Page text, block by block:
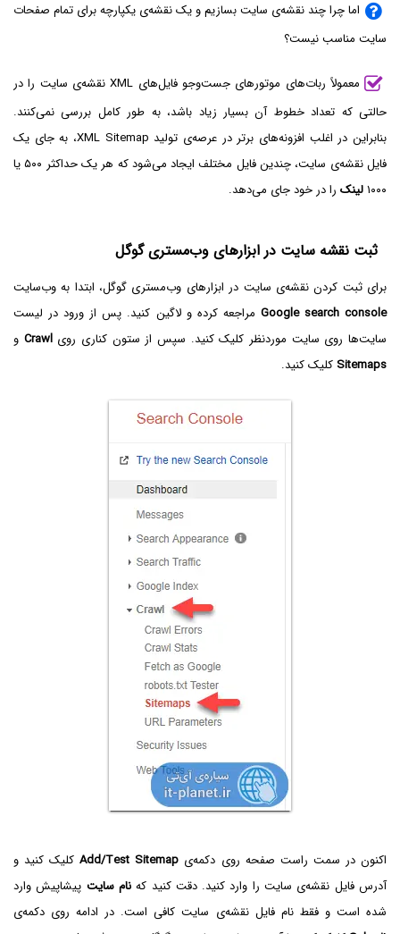
اما چرا چند نقشه‌ی سایت بسازیم و یک نقشه‌ی یکپارچه برای تمام صفحات
سایت مناسب نیست؟
معمولاً ربات‌های موتورهای جست‌وجو فایل‌های XML نقشه‌ی سایت را در
حالتی که تعداد خطوط آن بسیار زیاد باشد، به طور کامل بررسی نمی‌کنند.
بنابراین در اغلب افزونه‌های برتر در عرصه‌ی تولید XML Sitemap، به جای یک
فایل نقشه‌ی سایت، چندین فایل مختلف ایجاد می‌شود که هر یک حداکثر ۵۰۰ یا
۱۰۰۰لینک را در خود جای می‌دهد.
ثبت نقشه سایت در ابزارهای وب‌مستری گوگل
برای ثبت کردن نقشه‌ی سایت در ابزارهای وب‌مستری گوگل، ابتدا به وب‌سایت
Google search console مراجعه کرده و لاگین کنید. پس از ورود در لیست
سایت‌ها روی سایت موردنظر کلیک کنید. سپس از ستون کناری رویCrawl و
Sitemaps کلیک کنید.
اکنون در سمت راست صفحه روی دکمه‌ی Add/Test Sitemapکلیک کنید و
آدرس فایل نقشه‌ی سایت را وارد کنید. دقت کنید کهنام سایت پیشاپیش وارد
شده است و فقط نام فایل نقشه‌ی سایت کافی است. در ادامه روی دکمه‌ی